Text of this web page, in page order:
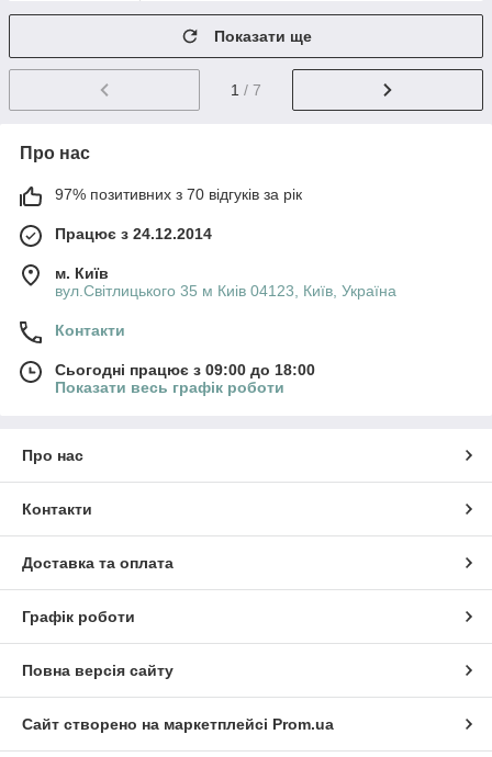
Показати ще
1 / 7
Про нас
97% позитивних з 70 відгуків за рік
Працює з 24.12.2014
м. Київ
вул.Світлицького 35 м Киів 04123, Київ, Україна
Контакти
Сьогодні працює з 09:00 до 18:00
Показати весь графік роботи
Про нас
Контакти
Доставка та оплата
Графік роботи
Повна версія сайту
Сайт створено на маркетплейсі Prom.ua